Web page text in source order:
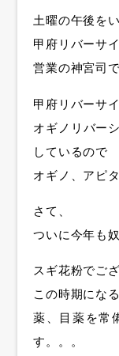
土曜の午後を
甲府リバーサ
営業の神宮司
甲府リバーサ
オギノリバー
しているので
オギノ、アピ
さて、
ついに今年も
スギ花粉でご
この時期にな
薬、目薬を常
す。。。